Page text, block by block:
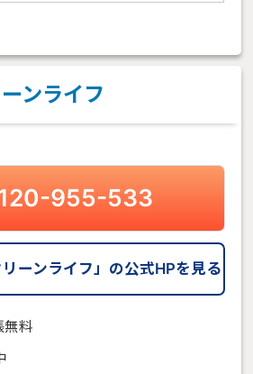
ンライフ
955-533
リーンライフ」の公式HPを見る
無料